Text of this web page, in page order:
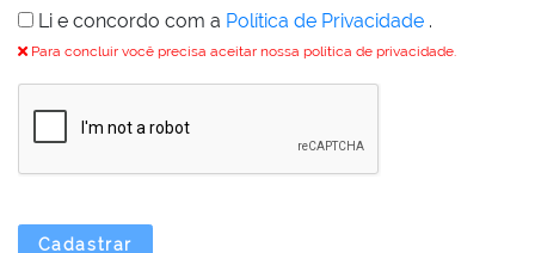
leilão eletrônico que descreve os termos e condições para a
participação do usuário nos leilões eletrônicos disponíveis no site
da Agiliza Leilões.
1. DO CADASTRO
Para participar do Leilão Eletrônico o Usuário deverá,
indicará um login (apelido) para sua identificação no
Li e concordo com a Política de Privacidade .
Para concluir você precisa aceitar nossa política de privacidade.
Cadastrar